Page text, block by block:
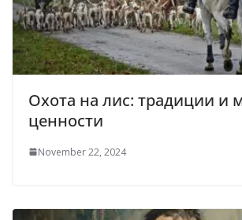
Охота на лис: традиции и
ценности
November 22, 2024